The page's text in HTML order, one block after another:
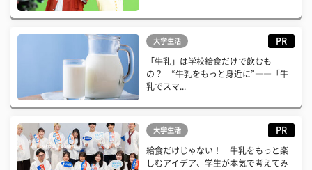
大学生活 PR
「牛乳」は学校給食だけで飲むも
の？ “牛乳をもっと身近に”――「牛
乳でスマ...
大学生活 PR
給食だけじゃない！ 牛乳をもっと楽
しむアイデア、学生が本気で考えてみ